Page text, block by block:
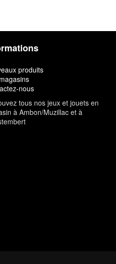
produits
nous
tous nos jeux et jouets en
à Ambon/Muzillac et à